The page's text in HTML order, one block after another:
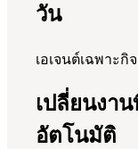
วัน
เอเจนต์เฉพาะกิจ
เปลี่ยนงา
อัตโนมัติ